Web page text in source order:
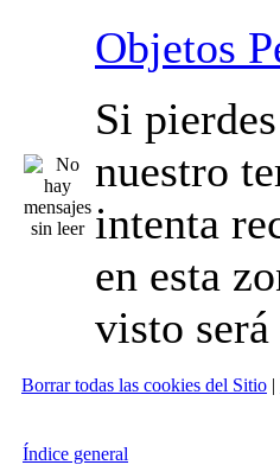
Objetos
Si
nuestro
intenta
en esta
visto
Borrar todas las cookies del Sitio |
Índice general